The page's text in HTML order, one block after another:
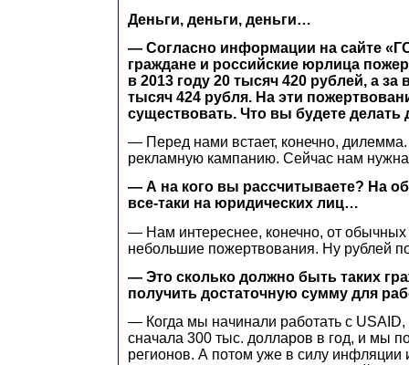
Деньги, деньги, деньги…
— Согласно информации на сайте
граждане и российские юрлица
в 2013 году 20 тысяч 420 рублей, а за
тысяч 424 рубля. На эти
существовать. Что вы будете делать
— Перед нами встает, конечно,
рекламную кампанию. Сейчас нам
— А на кого вы рассчитываете? На
все-таки на юридических лиц…
— Нам интереснее, конечно, от обычных
небольшие пожертвования. Ну рублей
— Это сколько должно быть таких
получить достаточную сумму для
— Когда мы начинали работать с
сначала 300 тыс. долларов в год, и мы
регионов. А потом уже в силу инфляции